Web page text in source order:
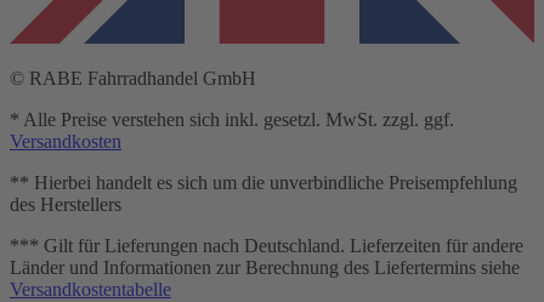
© RABE Fahrradhandel GmbH
* Alle Preise verstehen sich inkl. gesetzl. MwSt. zzgl. ggf.
Versandkosten
** Hierbei handelt es sich um die unverbindliche Preisempfehlung
des Herstellers
*** Gilt für Lieferungen nach Deutschland. Lieferzeiten für andere
Länder und Informationen zur Berechnung des Liefertermins siehe
Versandkostentabelle